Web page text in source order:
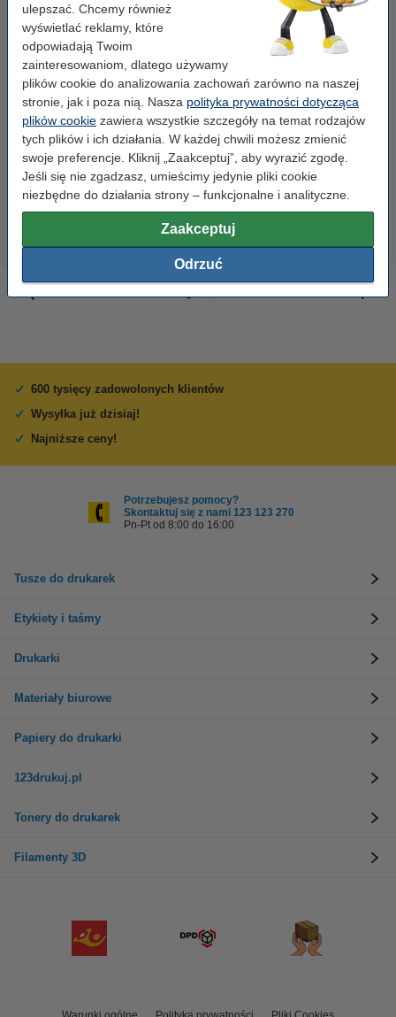
ulepszać. Chcemy również
wyświetlać reklamy, które
odpowiadają Twoim
zainteresowaniom, dlatego używamy
plików cookie do analizowania zachowań zarówno na naszej
stronie, jak i poza nią. Nasza polityka prywatności dotycząca
plików cookie zawiera wszystkie szczegóły na temat rodzajów
tych plików i ich działania. W każdej chwili możesz zmienić
swoje preferencje. Kliknij „Zaakceptuj”, aby wyrazić zgodę.
Jeśli się nie zgadzasz, umieścimy jedynie pliki cookie
niezbędne do działania strony – funkcjonalne i analityczne.
Zaakceptuj
Odrzuć
Etykiety wysyłkowe A6 (105 x
148 mm), 100 etykiet, 123drukuj
14,90 zł z VAT
Segregator A4 plastikowy
niebieski 80 mm, 123drukuj
9,90 zł z VAT
600 tysięcy zadowolonych klientów
Wysyłka już dzisiaj!
Najniższe ceny!
Potrzebujesz pomocy?
Skontaktuj się z nami 123 123 270
Pn-Pt od 8:00 do 16:00
Tusze do drukarek
Etykiety i taśmy
Drukarki
Materiały biurowe
Papiery do drukarki
123drukuj.pl
Tonery do drukarek
Filamenty 3D